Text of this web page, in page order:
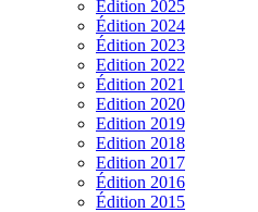
Édition 2025
Édition 2024
Édition 2023
Edition 2022
Édition 2021
Edition 2020
Edition 2019
Edition 2018
Edition 2017
Édition 2016
Édition 2015